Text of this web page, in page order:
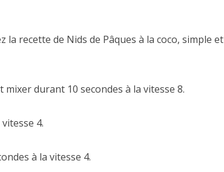
la recette de Nids de Pâques à la coco, simple et
durant 10 secondes à la vitesse 8.
4.
à la vitesse 4.